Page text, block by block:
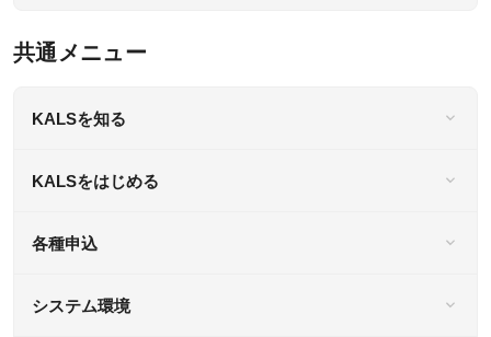
共通メニュー
KALSを知る
KALSをはじめる
各種申込
システム環境